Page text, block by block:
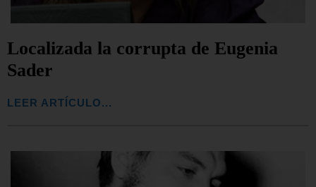
Localizada la corrupta de Eugenia
Sader
LEER ARTÍCULO...